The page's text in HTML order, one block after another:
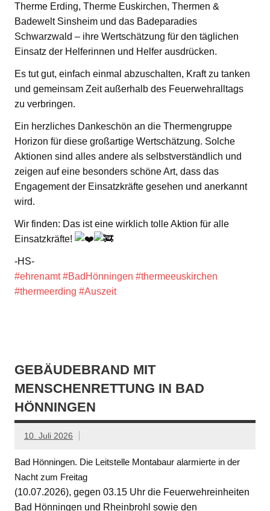
Therme Erding, Therme Euskirchen, Thermen &
Badewelt Sinsheim und das Badeparadies
Schwarzwald – ihre Wertschätzung für den täglichen
Einsatz der Helferinnen und Helfer ausdrücken.
Es tut gut, einfach einmal abzuschalten, Kraft zu tanken
und gemeinsam Zeit außerhalb des Feuerwehralltags
zu verbringen.
Ein herzliches Dankeschön an die Thermengruppe
Horizon für diese großartige Wertschätzung. Solche
Aktionen sind alles andere als selbstverständlich und
zeigen auf eine besonders schöne Art, dass das
Engagement der Einsatzkräfte gesehen und anerkannt
wird.
Wir finden: Das ist eine wirklich tolle Aktion für alle
Einsatzkräfte!
-HS-
#ehrenamt #BadHönningen #thermeeuskirchen
#thermeerding #Auszeit
GEBÄUDEBRAND MIT
MENSCHENRETTUNG IN BAD
HÖNNINGEN
10. Juli 2026
Bad Hönningen. Die Leitstelle Montabaur alarmierte in der
Nacht zum Freitag
(10.07.2026), gegen 03.15 Uhr die Feuerwehreinheiten
Bad Hönningen und Rheinbrohl sowie den